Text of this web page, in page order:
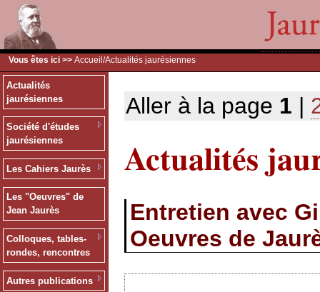
Vous êtes ici >> Accueil /Actualités jaurésiennes
Actualités
jaurésiennes
Société d'études
jaurésiennes
Les Cahiers Jaurès
Les "Oeuvres" de
Jean Jaurès
Colloques, tables-
rondes, rencontres
Autres publications
Aller à la page 1 |
Actualités
Entretien avec
Oeuvres de